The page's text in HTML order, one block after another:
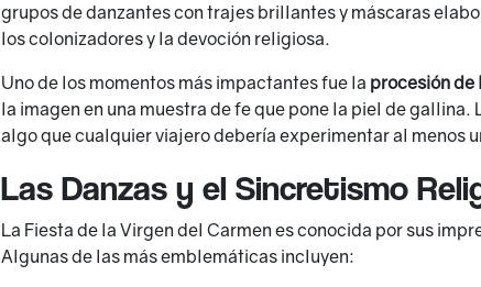
grupos de danzantes con trajes brillantes y máscaras
los colonizadores y la devoción religiosa.
Uno de los momentos más impactantes fue la procesión de
la imagen en una muestra de fe que pone la piel de
algo que cualquier viajero debería experimentar al menos
Las Danzas y el Sincretismo
La Fiesta de la Virgen del Carmen es conocida por sus
Algunas de las más emblemáticas incluyen: